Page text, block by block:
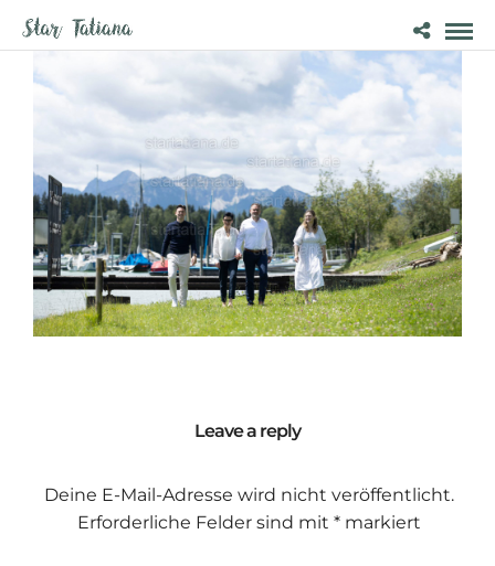
Leave a reply
Deine E-Mail-Adresse wird nicht veröffentlicht.
Erforderliche Felder sind mit *markiert